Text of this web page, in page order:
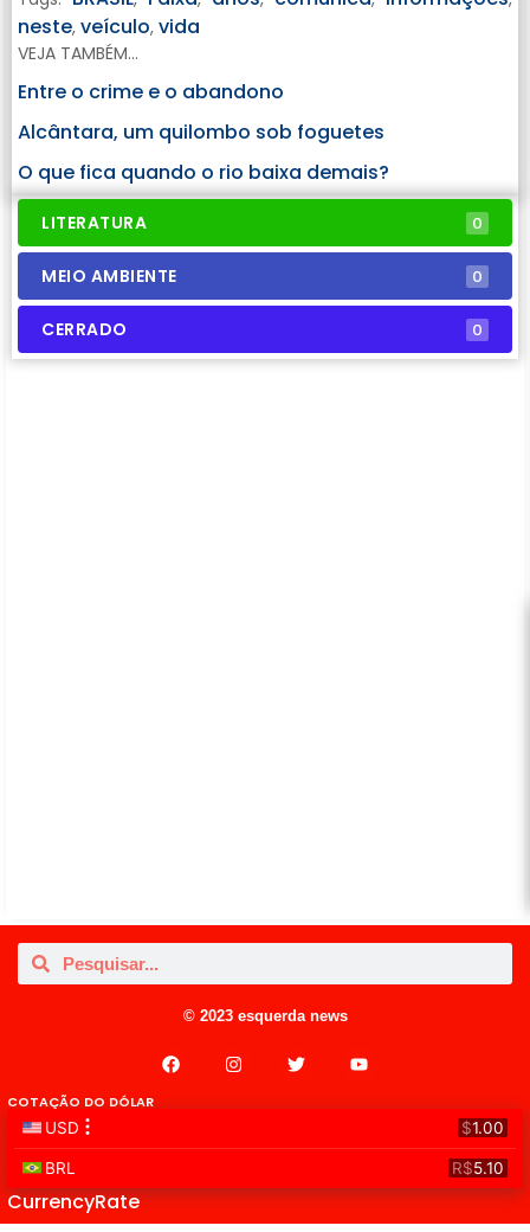
neste, veículo, vida
VEJA TAMBÉM...
Entre o crime e o abandono
Alcântara, um quilombo sob foguetes
O que fica quando o rio baixa demais?
LITERATURA 0
MEIO AMBIENTE 0
CERRADO 0
© 2023 esquerda news
COTAÇÃO DO DÓLAR
CurrencyRate